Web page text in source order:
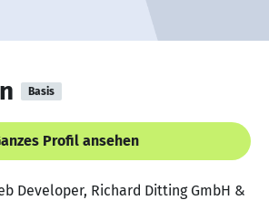
Basis
Profil ansehen
Developer, Richard Ditting GmbH &